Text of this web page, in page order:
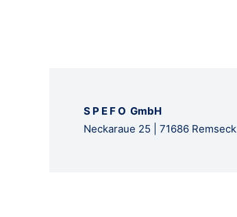
S P E F O GmbH
Neckaraue 25 | 71686 Remseck